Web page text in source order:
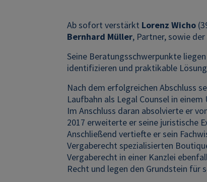
Ab sofort verstärkt Lorenz Wicho
Bernhard Müller, Partner, sowie
Seine Beratungsschwerpunkte
identifizieren und praktikable
Nach dem erfolgreichen Abschluss
Laufbahn als Legal Counsel in
Im Anschluss daran absolvierte er
2017 erweiterte er seine juristische
Anschließend vertiefte er sein
Vergaberecht spezialisierten
Vergaberecht in einer Kanzlei
Recht und legen den Grundstein für